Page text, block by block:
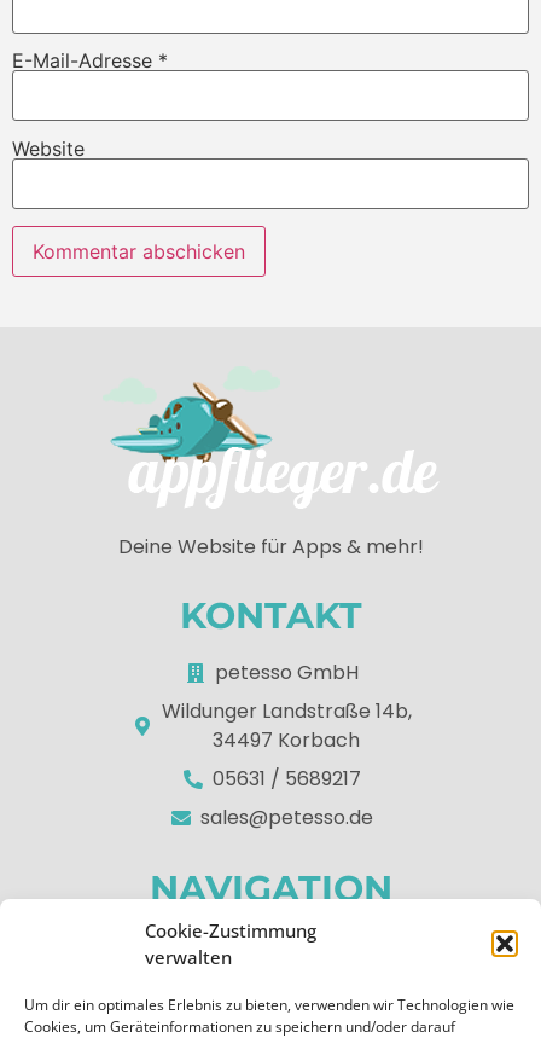
Cookie-Zustimmung
verwalten
Um dir ein optimales Erlebnis zu bieten, verwenden wir Technologien wie
Cookies, um Geräteinformationen zu speichern und/oder darauf
E-Mail-Adresse *
Website
Deine Website für Apps & mehr!
KONTAKT
petesso GmbH
Wildunger Landstraße 14b,
34497 Korbach
05631 / 5689217
sales@petesso.de
NAVIGATION
Home
Apps